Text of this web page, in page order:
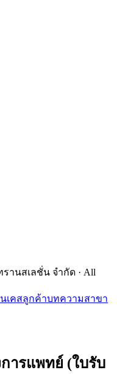
านสเลชั่น จำกัด · All
เคสลูกค้าบทความสาขา
ารแพทย์ (ใบรับ